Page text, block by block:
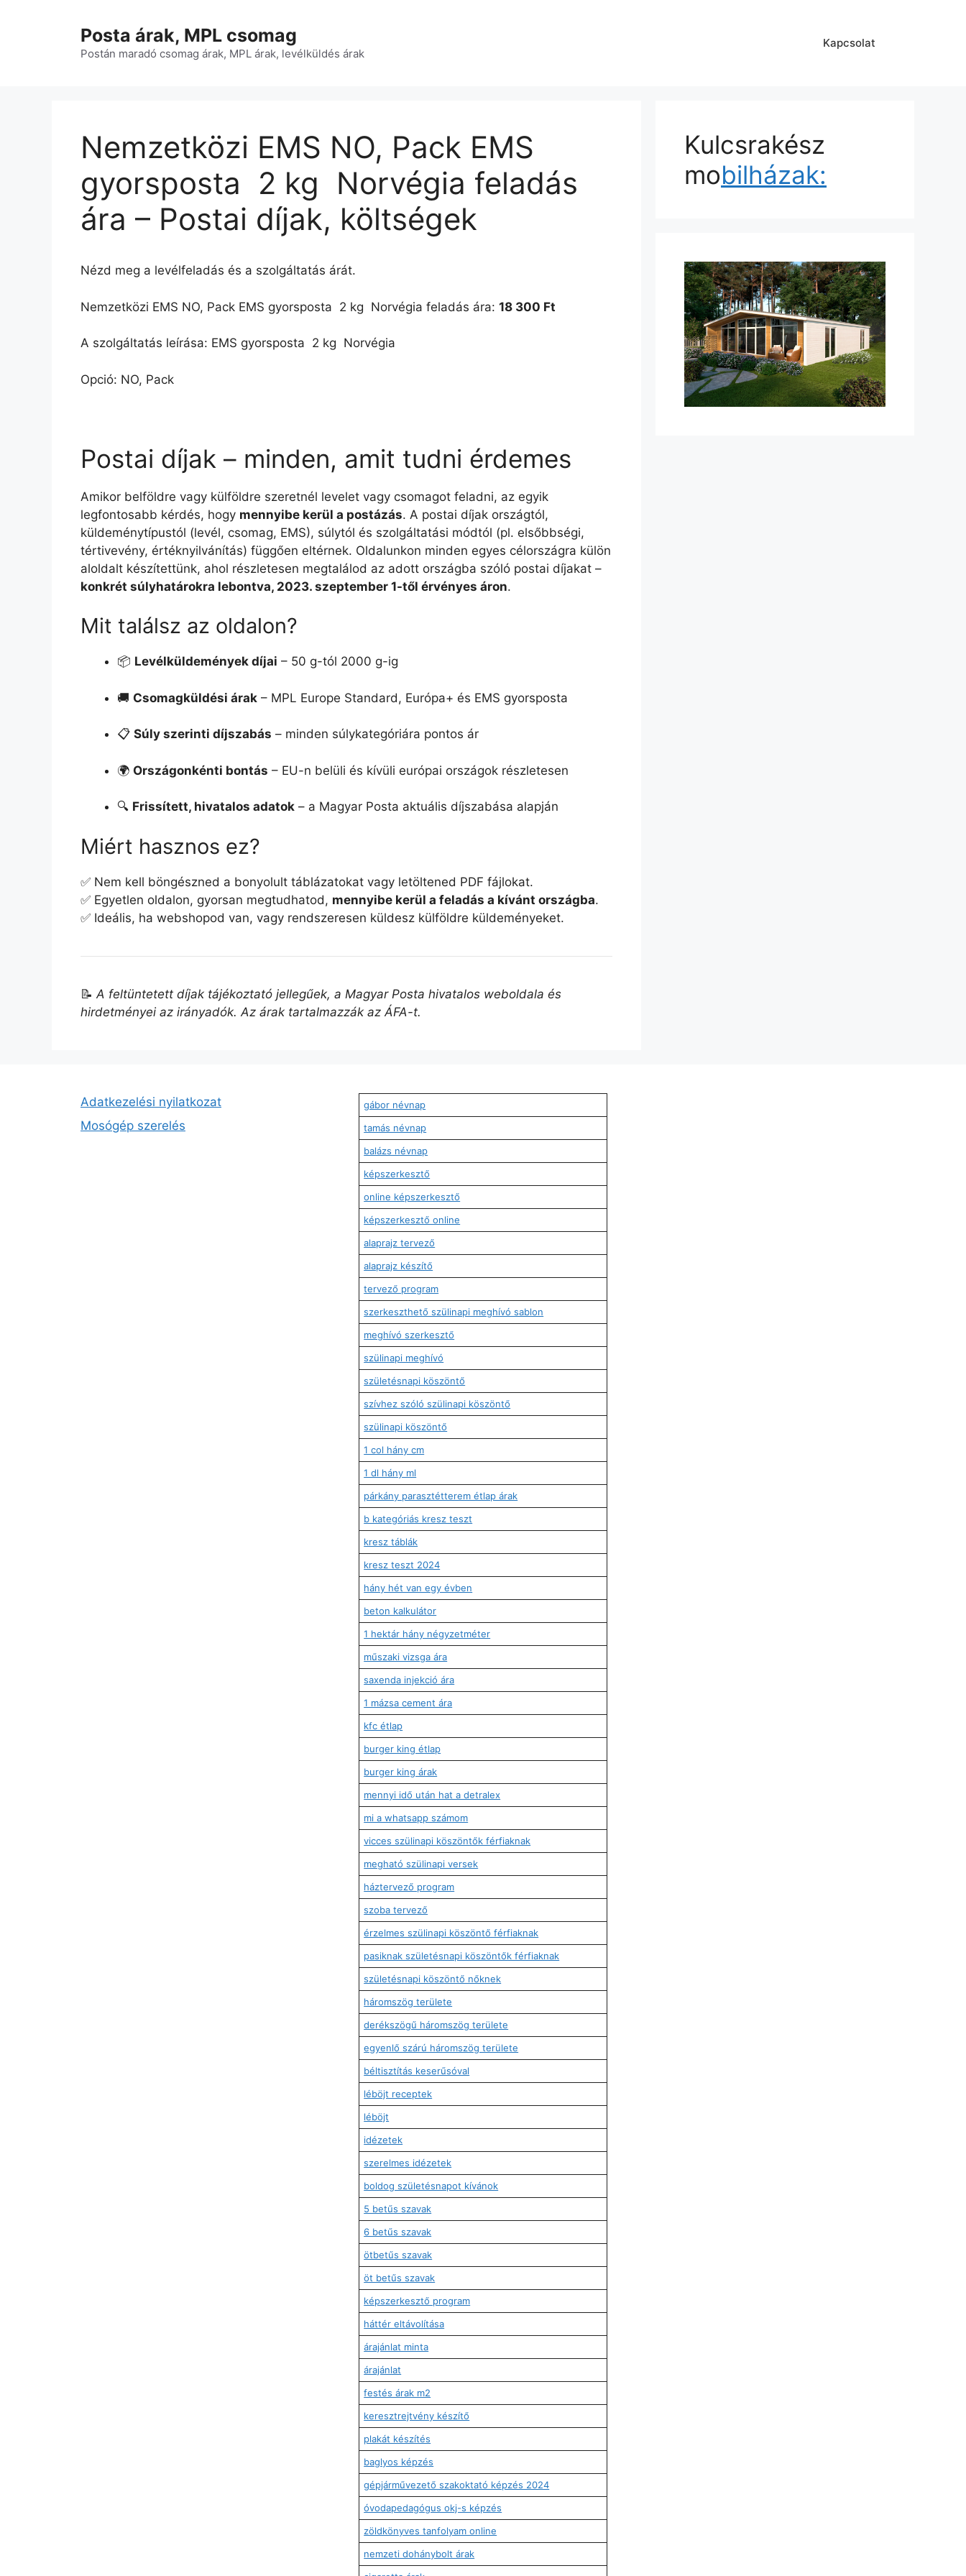
Posta árak, MPL csomag
Postán maradó csomag árak, MPL árak, levélküldés árak
Kapcsolat
Nemzetközi EMS NO, Pack EMS
gyorsposta  2 kg  Norvégia feladás
ára – Postai díjak, költségek
Nézd meg a levélfeladás és a szolgáltatás árát.
Nemzetközi EMS NO, Pack EMS gyorsposta  2 kg  Norvégia feladás ára: 18 300 Ft
A szolgáltatás leírása: EMS gyorsposta  2 kg  Norvégia
Opció: NO, Pack
Postai díjak – minden, amit tudni érdemes
Amikor belföldre vagy külföldre szeretnél levelet vagy csomagot feladni, az egyik
legfontosabb kérdés, hogy mennyibe kerül a postázás. A postai díjak országtól,
küldeménytípustól (levél, csomag, EMS), súlytól és szolgáltatási módtól (pl. elsőbbségi,
tértivevény, értéknyilvánítás) függően eltérnek. Oldalunkon minden egyes célországra külön
aloldalt készítettünk, ahol részletesen megtalálod az adott országba szóló postai díjakat –
konkrét súlyhatárokra lebontva, 2023. szeptember 1-től érvényes áron.
Mit találsz az oldalon?
📦 Levélküldemények díjai – 50 g-tól 2000 g-ig
🚚 Csomagküldési árak – MPL Europe Standard, Európa+ és EMS gyorsposta
📋 Súly szerinti díjszabás – minden súlykategóriára pontos ár
🌍 Országonkénti bontás – EU-n belüli és kívüli európai országok részletesen
🔍 Frissített, hivatalos adatok – a Magyar Posta aktuális díjszabása alapján
Miért hasznos ez?
✅ Nem kell böngészned a bonyolult táblázatokat vagy letöltened PDF fájlokat.
✅ Egyetlen oldalon, gyorsan megtudhatod, mennyibe kerül a feladás a kívánt országba.
✅ Ideális, ha webshopod van, vagy rendszeresen küldesz külföldre küldeményeket.
📝 A feltüntetett díjak tájékoztató jellegűek, a Magyar Posta hivatalos weboldala és
hirdetményei az irányadók. Az árak tartalmazzák az ÁFA-t.
Kulcsrakész
mobilházak:
Adatkezelési nyilatkozat
Mosógép szerelés
gábor névnap
tamás névnap
balázs névnap
képszerkesztő
online képszerkesztő
képszerkesztő online
alaprajz tervező
alaprajz készítő
tervező program
szerkeszthető szülinapi meghívó sablon
meghívó szerkesztő
szülinapi meghívó
születésnapi köszöntő
szívhez szóló szülinapi köszöntő
szülinapi köszöntő
1 col hány cm
1 dl hány ml
párkány parasztétterem étlap árak
b kategóriás kresz teszt
kresz táblák
kresz teszt 2024
hány hét van egy évben
beton kalkulátor
1 hektár hány négyzetméter
műszaki vizsga ára
saxenda injekció ára
1 mázsa cement ára
kfc étlap
burger king étlap
burger king árak
mennyi idő után hat a detralex
mi a whatsapp számom
vicces szülinapi köszöntők férfiaknak
megható szülinapi versek
háztervező program
szoba tervező
érzelmes szülinapi köszöntő férfiaknak
pasiknak születésnapi köszöntők férfiaknak
születésnapi köszöntő nőknek
háromszög területe
derékszögű háromszög területe
egyenlő szárú háromszög területe
béltisztítás keserűsóval
léböjt receptek
léböjt
idézetek
szerelmes idézetek
boldog születésnapot kívánok
5 betűs szavak
6 betűs szavak
ötbetűs szavak
öt betűs szavak
képszerkesztő program
háttér eltávolítása
árajánlat minta
árajánlat
festés árak m2
keresztrejtvény készítő
plakát készítés
baglyos képzés
gépjárművezető szakoktató képzés 2024
óvodapedagógus okj-s képzés
zöldkönyves tanfolyam online
nemzeti dohánybolt árak